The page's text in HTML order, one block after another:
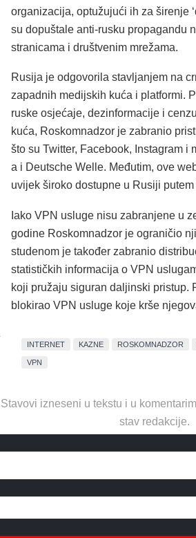
organizacija, optužujući ih za širenje
su dopuštale anti-rusku propagandu
stranicama i društvenim mrežama.
Rusija je odgovorila stavljanjem na
zapadnih medijskih kuća i platformi.
ruske osjećaje, dezinformacije i
kuća, Roskomnadzor je zabranio
što su Twitter, Facebook, Instagram i
a i Deutsche Welle. Međutim, ove
uvijek široko dostupne u Rusiji
Iako VPN usluge nisu zabranjene u
godine Roskomnadzor je ograničio
studenom je također zabranio
statističkih informacija o VPN
koji pružaju siguran daljinski pristup.
blokirao VPN usluge koje krše
INTERNET KAZNE ROSKOMNADZOR
VPN
Stavovi izneseni u tekstu i u
stav redakcije.